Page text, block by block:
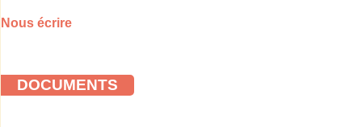
Nous écrire
DOCUMENTS